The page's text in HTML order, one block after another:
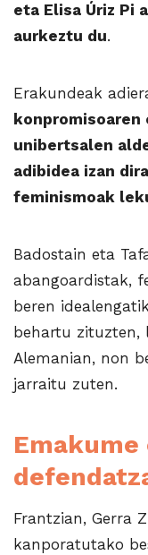
eta Elisa Úriz Pi
aurkeztu du.
Erakundeak
unibertsalen
adibidea izan
feminismoak
Badostain eta
abangoardistak,
beren
behartu zituzten,
Alemanian, non
jarraitu zuten.
Frantzian, Gerra
kanporatutako